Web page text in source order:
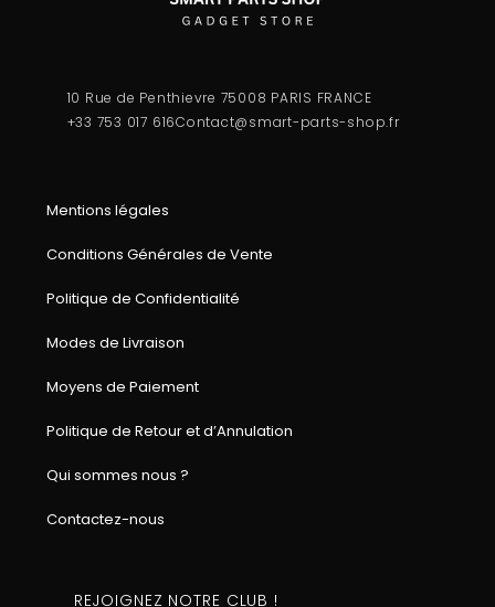
10 Rue de Penthievre 75008 PARIS FRANCE
+33 753 017 616Contact@smart-parts-shop.fr
Mentions légales
Conditions Générales de Vente
Politique de Confidentialité
Modes de Livraison
Moyens de Paiement
Politique de Retour et d’Annulation
Qui sommes nous ?
Contactez-nous
REJOIGNEZ NOTRE CLUB !